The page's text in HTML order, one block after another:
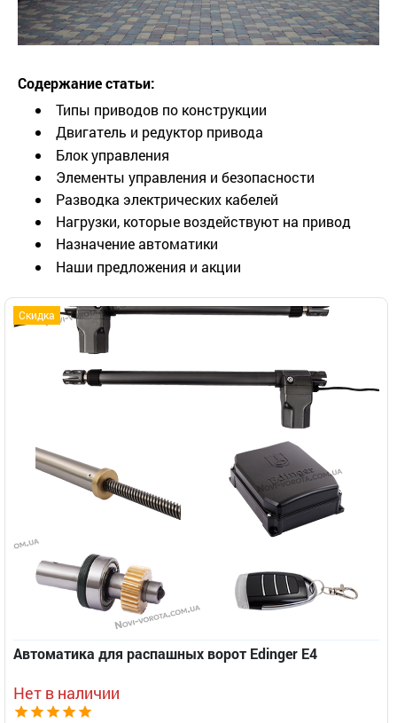
Содержание статьи:
Типы приводов по конструкции
Двигатель и редуктор привода
Блок управления
Элементы управления и безопасности
Разводка электрических кабелей
Нагрузки, которые воздействуют на привод
Назначение автоматики
Наши предложения и акции
Скидка
Автоматика для распашных ворот Edinger E4
Нет в наличии